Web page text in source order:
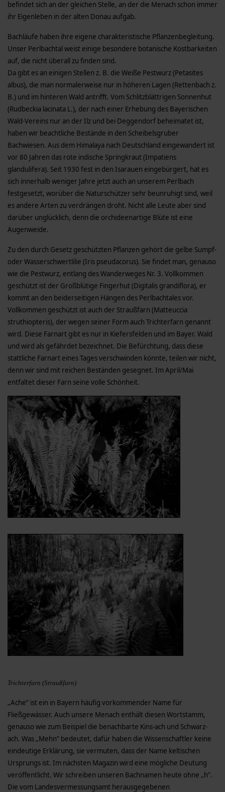
befindet sich an der gleichen Stelle, an der die Menach schon immer
ihr Eigenleben in der alten Donau aufgab.
Bachläufe haben ihre eigene charakteristische Pflanzenbegleitung.
Unser Perlbachtal weist einige besondere botanische Kostbarkeiten
auf, die nicht überall zu finden sind.
Da gibt es an einigen Stellen z. B. die Weiße Pestwurz (Petasites
albus), die man normalerweise nur in höheren Lagen (Rettenbach z.
B.) und im hinteren Wald antrifft. Vom Schlitzblättrigen Sonnenhut
(Rudbeckia la­cinata L.), der nach einer Erhebung des Bayerischen
Wald-Vereins nur an der Ilz und bei Deggendorf beheimatet ist,
haben wir beachtliche Bestände in den Scheibelsgruber
Bachwiesen. Aus dem Himalaya nach Deutschland eingewandert ist
vor 80 Jahren das rote indische Springkraut (Impatiens
glandulifera). Seit 1930 fest in den Isarauen eingebürgert, hat es
sich innerhalb weniger Jahre jetzt auch an unserem Perlbach
festgesetzt, worüber die Naturschützer sehr beunruhigt sind, weil
es andere Arten zu verdrängen droht. Nicht alle Leute aber sind
darüber unglücklich, denn die orchideenartige Blüte ist eine
Augenweide.
Zu den durch Gesetz geschützten Pflanzen gehört die gelbe Sumpf-
oder Wasserschwertlilie (Iris pseudacorus). Sie findet man, genauso
wie die Pestwurz, entlang des Wanderweges Nr. 3. Vollkommen
geschützt ist der Großblütige Fingerhut (Digitalis grandiflora), er
kommt an den beiderseitigen Hängen des Perlbachtales vor.
Vollkommen geschützt ist auch der Straußfarn (Matteuccia
struthiopteris), der wegen seiner Form auch Trichterfarn genannt
wird. Diese Farnart gibt es nur in Kiefersfelden und im Bayer. Wald
und wird als gefährdet bezeichnet. Die Befürchtung, dass diese
stattliche Farnart eines Tages verschwinden könnte, teilen wir nicht,
denn wir sind mit reichen Beständen gesegnet. Im April/Mai
entfaltet dieser Farn seine volle Schönheit.
Trichterfarn (Straußfarn)
„Ache” ist ein in Bayern häufig vorkommender Name für
Fließgewässer. Auch unsere Menach enthält diesen Wortstamm,
genauso wie zum Beispiel die benachbarte Kins-ach und Schwarz-
ach. Was „Mehn” bedeutet, dafür haben die Wissenschaftler keine
eindeutige Erklärung, sie vermuten, dass der Name keltischen
Ursprungs ist. Im nächsten Magazin wird eine mögliche Deutung
veröffentlicht. Wir schreiben unseren Bachnamen heute ohne „h”.
Die vom Landesvermessungsamt herausgegebenen